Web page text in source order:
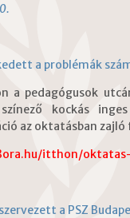
a problémák
a pedagógusok
kockás
az oktatásban
itthon/
a PSZ